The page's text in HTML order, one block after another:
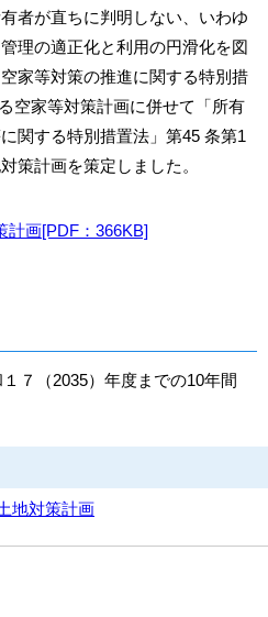
者が直ちに判明しない、いわゆ
理の適正化と利用の円滑化を図
家等対策の推進に関する特別措
空家等対策計画に併せて「所有
関する特別措置法」第45 条第1
策計画を策定しました。
計画[PDF：366KB]
７（2035）年度までの10年間
地対策計画